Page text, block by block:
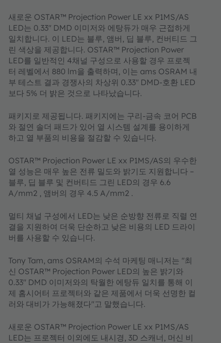
새로운 OSTAR™ Projection Power LE xx P1MS/AS
LED는 0.33" DMD 이미저와 에탕듀가 매우 근접하게
일치합니다. 이 LED는 블루, 앰버, 딥 블루, 컨버티드 그
린 색상을 제공합니다. OSTAR™ Projection Power
LED를 일반적인 4채널 구성으로 사용할 경우 프로젝
터 레벨에서 880 lm을 출력하며, 이는 ams OSRAM 내
부 테스트 결과 경쟁사의 차상위 0.33" DMD-호환 LED
보다 5% 더 밝은 것으로 나타났습니다.
패키지로 제공됩니다. 패키지에는 구리-금속 코어 PCB
와 절연 솔더 패드가 있어 열 시스템 설계를 용이하게
하고 열 부품의 비용을 절감할 수 있습니다.
OSTAR™ Projection Power LE xx P1MS/AS의 우수한
열 성능은 매우 높은 전류 밀도와 밝기도 지원합니다 –
블루, 딥 블루 및 컨버티드 그린 LED의 경우 6.6
A/mm2 , 앰버의 경우 4.5 A/mm2 .
멀티 채널 구성에서 LED는 낮은 순방향 전류로 직렬 연
결을 지원하여 더욱 단순하고 낮은 비용의 LED 드라이
버를 사용할 수 있습니다.
Tony Tam, ams OSRAM의 수석 마케팅 매니저는 "최
신 OSTAR™ Projection Power LED의 높은 밝기와
0.33" DMD 이미저와의 탁월한 에탕듀 일치를 통해 이
제 홈시어터 프로젝터와 같은 제품에서 더욱 선명한 컬
러와 대비가 가능해졌다"고 말했습니다.
새로운 OSTAR™ Projection Power LE xx P1MS/AS
LED는 프로젝터 이외에도 내시경, 3D 스캐너, 머신 비